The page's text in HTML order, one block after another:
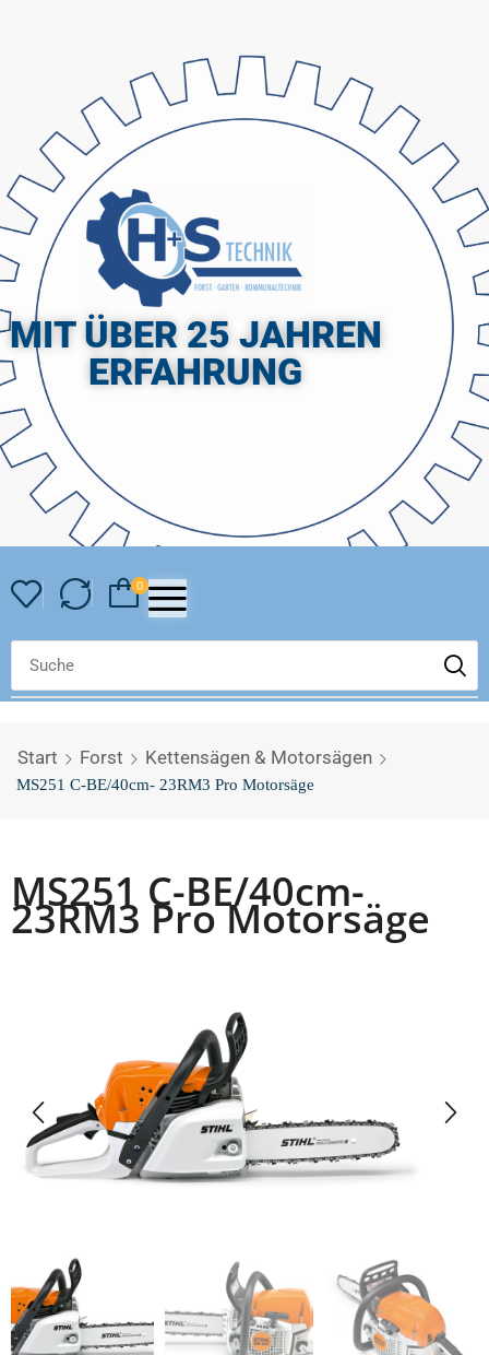
MIT ÜBER 25 JAHREN
ERFAHRUNG
0
Start Forst Kettensägen & Motorsägen
MS251 C-BE/40cm- 23RM3 Pro Motorsäge
MS251 C-BE/40cm-
23RM3 Pro Motorsäge